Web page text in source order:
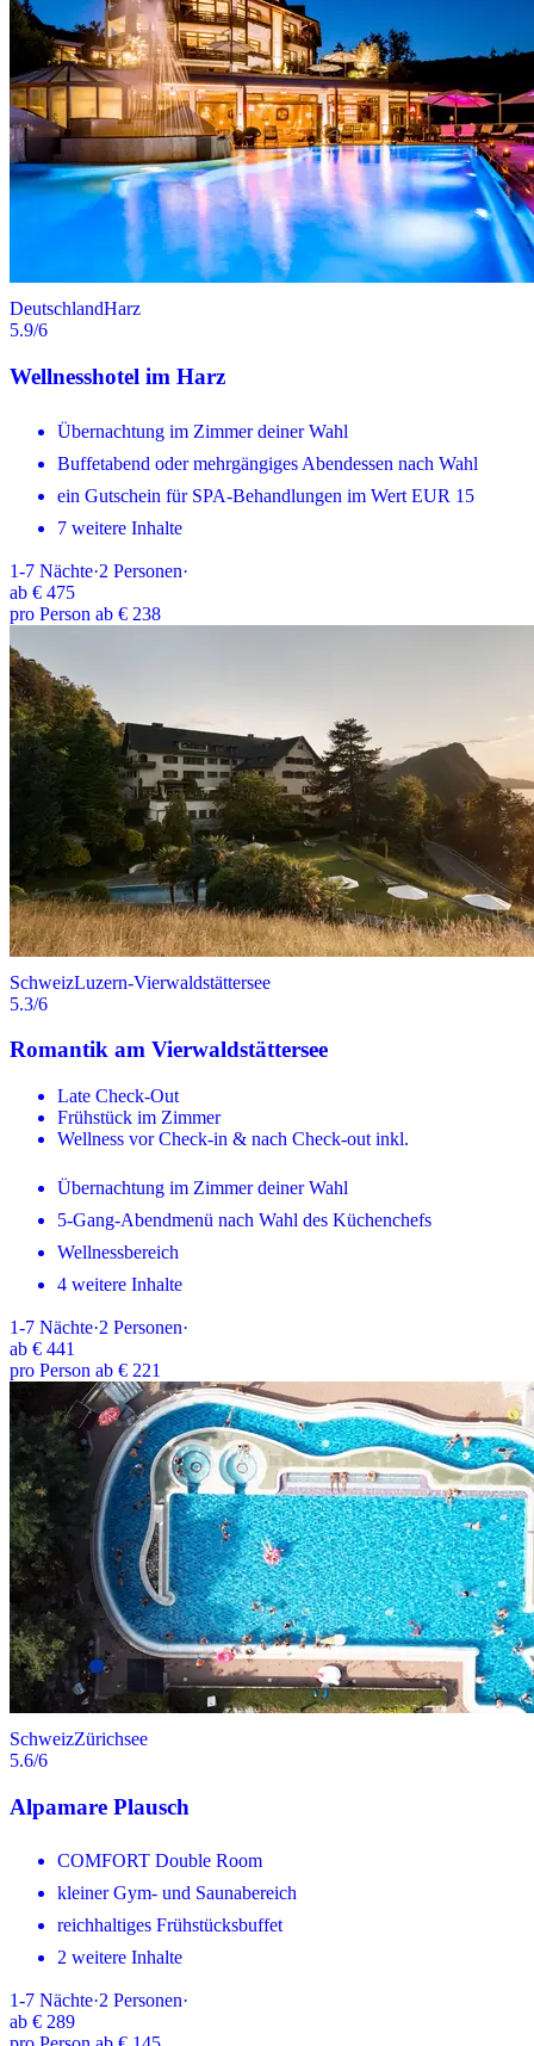
DeutschlandHarz
5.9/6
Wellnesshotel im Harz
Übernachtung im Zimmer deiner Wahl
Buffetabend oder mehrgängiges Abendessen nach Wahl
ein Gutschein für SPA-Behandlungen im Wert EUR 15
7 weitere Inhalte
1-7 Nächte·2 Personen·
ab € 475
pro Person ab € 238
SchweizLuzern-Vierwaldstättersee
5.3/6
Romantik am Vierwaldstättersee
Late Check-Out
Frühstück im Zimmer
Wellness vor Check-in & nach Check-out inkl.
Übernachtung im Zimmer deiner Wahl
5-Gang-Abendmenü nach Wahl des Küchenchefs
Wellnessbereich
4 weitere Inhalte
1-7 Nächte·2 Personen·
ab € 441
pro Person ab € 221
SchweizZürichsee
5.6/6
Alpamare Plausch
COMFORT Double Room
kleiner Gym- und Saunabereich
reichhaltiges Frühstücksbuffet
2 weitere Inhalte
1-7 Nächte·2 Personen·
ab € 289